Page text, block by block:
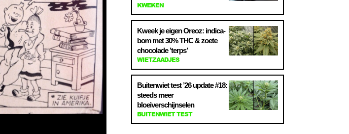
KWEKEN
Kweek je eigen Oreoz: indica-
bom met 30% THC & zoete
chocolade ’terps’
WIETZAADJES
Buitenwiet test ’26 update #18:
steeds meer
bloeiverschijnselen
BUITENWIET TEST